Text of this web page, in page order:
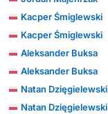
Kacper Śmiglewski
Kacper Śmiglewski
Aleksander Buksa
Aleksander Buksa
Natan Dzięgielewski
Natan Dzięgielewski